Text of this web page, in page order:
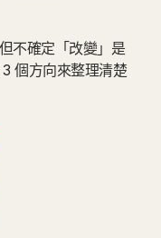
不確定「改變」是
個方向來整理清楚